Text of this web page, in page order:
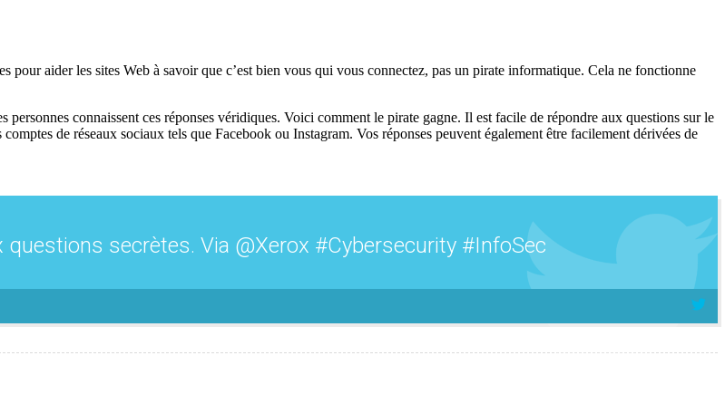
pour aider les sites Web à savoir que c’est bien vous qui vous connectez, pas un pirate informatique. Cela ne fonctionne
personnes connaissent ces réponses véridiques. Voici comment le pirate gagne. Il est facile de répondre aux questions sur le
de réseaux sociaux tels que Facebook ou Instagram. Vos réponses peuvent également être facilement dérivées de
secrètes. Via @Xerox #Cybersecurity #InfoSec